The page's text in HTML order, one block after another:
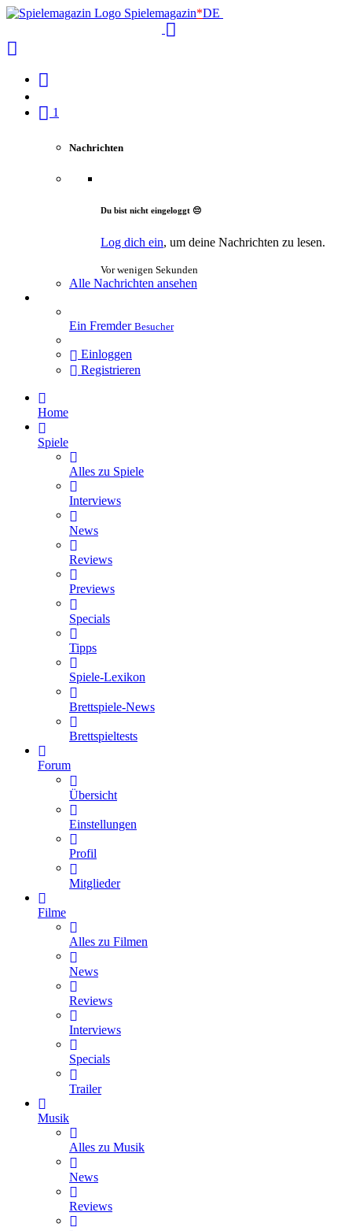
Spielemagazin*DE
1
Nachrichten
Du bist nicht eingeloggt 😔
Log dich ein, um deine Nachrichten zu lesen.
Vor wenigen Sekunden
Alle Nachrichten ansehen
Ein Fremder Besucher
Einloggen
Registrieren
Home
Spiele
Alles zu Spiele
Interviews
News
Reviews
Previews
Specials
Tipps
Spiele-Lexikon
Brettspiele-News
Brettspieltests
Forum
Übersicht
Einstellungen
Profil
Mitglieder
Filme
Alles zu Filmen
News
Reviews
Interviews
Specials
Trailer
Musik
Alles zu Musik
News
Reviews